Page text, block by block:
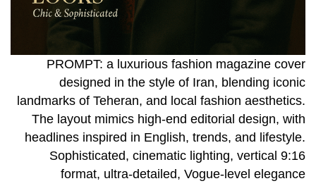
PROMPT: a luxurious fashion magazine cover
designed in the style of Iran, blending iconic
landmarks of Teheran, and local fashion aesthetics.
The layout mimics high-end editorial design, with
headlines inspired in English, trends, and lifestyle.
Sophisticated, cinematic lighting, vertical 9:16
format, ultra-detailed, Vogue-level elegance